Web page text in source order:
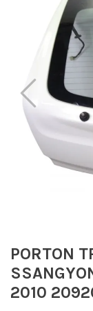
PORTON
2010